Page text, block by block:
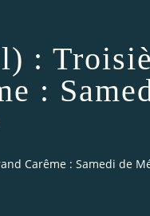
:
:
Carême : Samedi de